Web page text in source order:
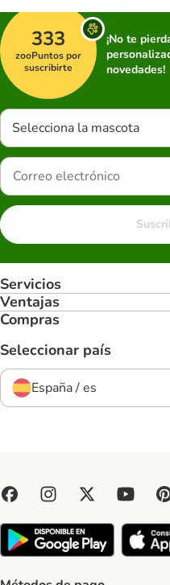
333
zooPuntos por
suscribirte
¡No te
novedades!
Selecciona la mascota
Servicios
Ventajas
Compras
Seleccionar país
España / es